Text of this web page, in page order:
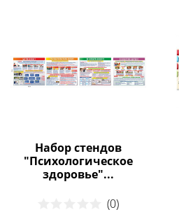
Набор стендов
"Психологическое
здоровье"...
(0)